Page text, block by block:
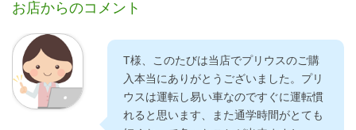
お店からのコメント
T様、このたびは当店でプリウスのご購
入本当にありがとうございました。プリ
ウスは運転し易い車なのですぐに運転慣
れると思います、また通学時間がとても